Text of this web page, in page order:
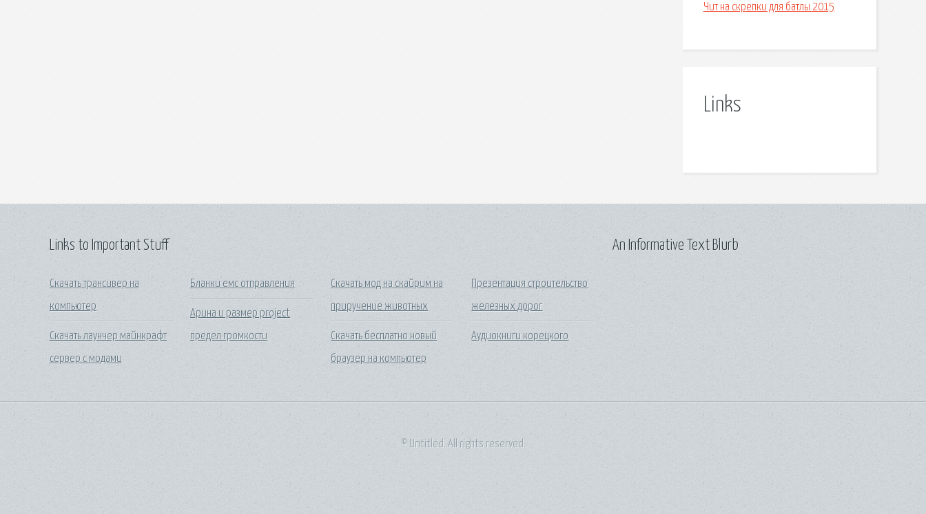
Чит на скрепки для батлы 2015
Links
Links to Important Stuff
Скачать трансивер на
компьютер
Скачать лаунчер майнкрафт
сервер с модами
Бланки емс отправления
Арина и размер project
предел громкости
Скачать мод на скайрим на
приручение животных
Скачать бесплатно новый
браузер на компьютер
Презентация строительство
железных дорог
Аудиокниги корецкого
An Informative Text Blurb
© Untitled. All rights reserved.